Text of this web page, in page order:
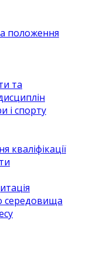
положення
та
і спорту
кваліфікації
середовища